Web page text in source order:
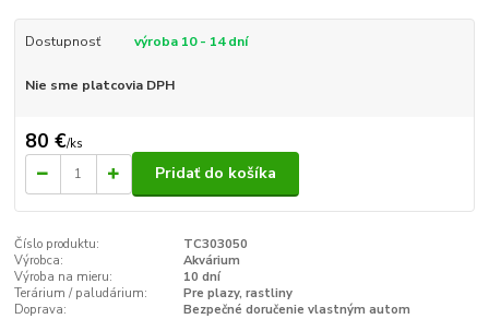
Dostupnosť výroba 10 - 14 dní
Nie sme platcovia DPH
80 €/ks
Pridať do košíka
Číslo produktu:
TC303050
Výrobca:
Akvárium
Výroba na mieru:
10 dní
Terárium / paludárium:
Pre plazy, rastliny
Doprava:
Bezpečné doručenie vlastným autom